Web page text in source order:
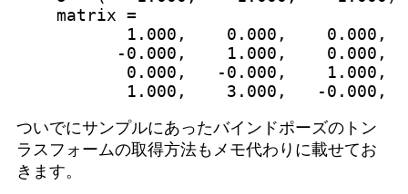
    matrix =
1.000,    0.000,    0.000,
-0.000,    1.000,    0.000,
0.000,   -0.000,    1.000,
ついでにサンプルにあったバインドポーズのトン
ラスフォームの取得方法もメモ代わりに載せてお
きます。